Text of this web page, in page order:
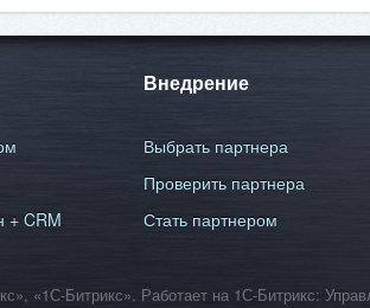
+ CRM
Внедрение
Выбрать партнера
Проверить партнера
Стать партнером
«1С-Битрикс». Работает на 1С-Битрикс: